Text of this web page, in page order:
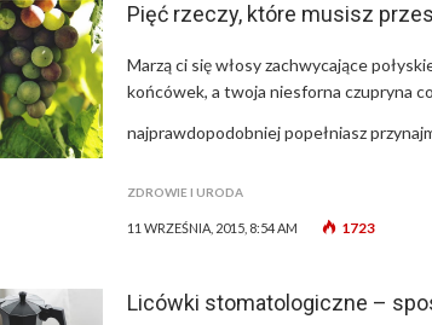
Pięć rzeczy, które musisz
Marzą ci się włosy zachwycające
końcówek, a twoja niesforna czupryna
najprawdopodobniej popełniasz
ZDROWIE I URODA
11 WRZEŚNIA, 2015, 8:54 AM 1723
Licówki stomatologiczne –